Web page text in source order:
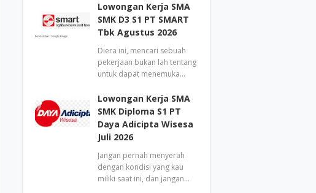
Lowongan Kerja SMA
SMK D3 S1 PT SMART
Tbk Agustus 2026
Diera ini, mencari sebuah
pekerjaan bukan lah tentang
untuk dapat menemuka…
Lowongan Kerja SMA
SMK Diploma S1 PT
Daya Adicipta Wisesa
Juli 2026
Jangan pernah menyerah
dengan kondisi yang kau
miliki saat ini, dan jangan…